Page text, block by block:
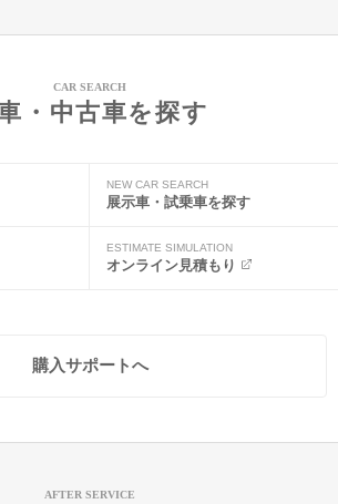
CAR SEARCH
・中古車を探す
NEW CAR SEARCH
展示車・試乗車を探す
ESTIMATE SIMULATION
オンライン見積もり
購入サポートへ
AFTER SERVICE